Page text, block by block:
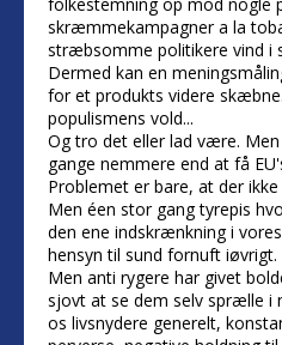
skræmmekampagner a la
stræbsomme politikere vind i
Dermed kan en
for et produkts videre
populismens vold...
Og tro det eller lad være.
gange nemmere end at få
Problemet er bare, at der
Men éen stor gang tyrepis
den ene indskrænkning i
hensyn til sund fornuft iøvrigt.
Men anti rygere har givet
sjovt at se dem selv sprælle i
os livsnydere generelt,